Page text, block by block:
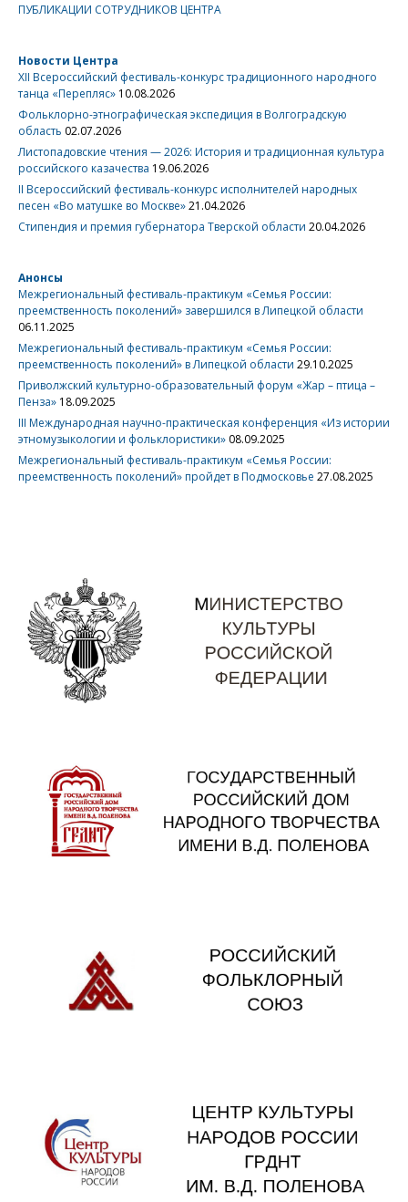
ПУБЛИКАЦИИ СОТРУДНИКОВ ЦЕНТРА
Новости Центра
XII Всероссийский фестиваль-конкурс традиционного народного
танца «Перепляс» 10.08.2026
Фольклорно-этнографическая экспедиция в Волгоградскую
область 02.07.2026
Листопадовские чтения — 2026: История и традиционная культура
российского казачества 19.06.2026
II Всероссийский фестиваль-конкурс исполнителей народных
песен «Во матушке во Москве»21.04.2026
Стипендия и премия губернатора Тверской области 20.04.2026
Анонсы
Межрегиональный фестиваль-практикум «Семья России:
преемственность поколений» завершился в Липецкой области
06.11.2025
Межрегиональный фестиваль-практикум «Семья России:
преемственность поколений» в Липецкой области 29.10.2025
Приволжский культурно-образовательный форум «Жар – птица –
Пенза» 18.09.2025
III Международная научно-практическая конференция «Из истории
этномузыкологии и фольклористики» 08.09.2025
Межрегиональный фестиваль-практикум «Семья России:
преемственность поколений» пройдет в Подмосковье 27.08.2025